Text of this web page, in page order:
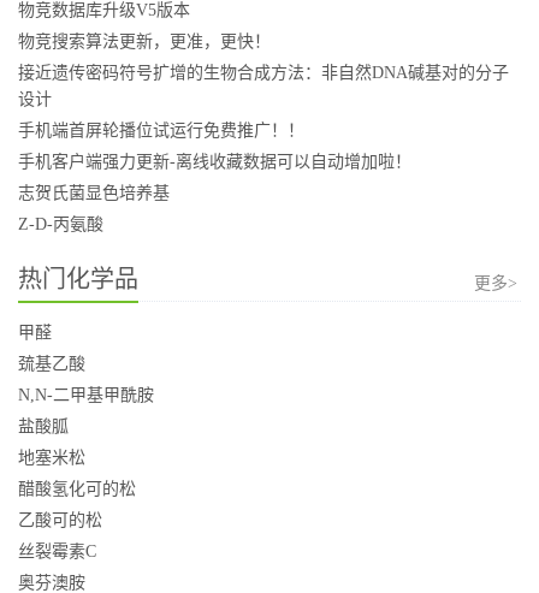
物竞数据库升级V5版本
物竞搜索算法更新，更准，更快！
接近遗传密码符号扩增的生物合成方法：非自然DNA碱基对的分子
设计
手机端首屏轮播位试运行免费推广！！
手机客户端强力更新-离线收藏数据可以自动增加啦！
志贺氏菌显色培养基
Z-D-丙氨酸
热门化学品 更多>
甲醛
巯基乙酸
N,N-二甲基甲酰胺
盐酸胍
地塞米松
醋酸氢化可的松
乙酸可的松
丝裂霉素C
奥芬澳胺